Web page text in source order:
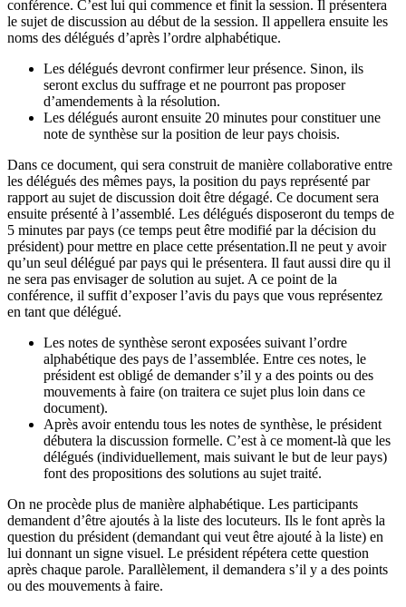
conférence. C’est lui qui commence et finit la session. Il présentera
le sujet de discussion au début de la session. Il appellera ensuite les
noms des délégués d’après l’ordre alphabétique.
Les délégués devront confirmer leur présence. Sinon, ils
seront exclus du suffrage et ne pourront pas proposer
d’amendements à la résolution.
Les délégués auront ensuite 20 minutes pour constituer une
note de synthèse sur la position de leur pays choisis.
Dans ce document, qui sera construit de manière collaborative entre
les délégués des mêmes pays, la position du pays représenté par
rapport au sujet de discussion doit être dégagé. Ce document sera
ensuite présenté à l’assemblé. Les délégués disposeront du temps de
5 minutes par pays (ce temps peut être modifié par la décision du
président) pour mettre en place cette présentation.Il ne peut y avoir
qu’un seul délégué par pays qui le présentera. Il faut aussi dire qu il
ne sera pas envisager de solution au sujet. A ce point de la
conférence, il suffit d’exposer l’avis du pays que vous représentez
en tant que délégué.
Les notes de synthèse seront exposées suivant l’ordre
alphabétique des pays de l’assemblée. Entre ces notes, le
président est obligé de demander s’il y a des points ou des
mouvements à faire (on traitera ce sujet plus loin dans ce
document).
Après avoir entendu tous les notes de synthèse, le président
débutera la discussion formelle. C’est à ce moment-là que les
délégués (individuellement, mais suivant le but de leur pays)
font des propositions des solutions au sujet traité.
On ne procède plus de manière alphabétique. Les participants
demandent d’être ajoutés à la liste des locuteurs. Ils le font après la
question du président (demandant qui veut être ajouté à la liste) en
lui donnant un signe visuel. Le président répétera cette question
après chaque parole. Parallèlement, il demandera s’il y a des points
ou des mouvements à faire.